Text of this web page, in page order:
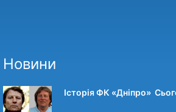
Новини
Історія ФК «Дніпро»